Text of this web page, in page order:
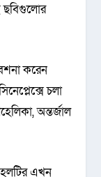
ছবিগুলোর
করেন
চলা
অন্তর্জাল
হলটির এখন